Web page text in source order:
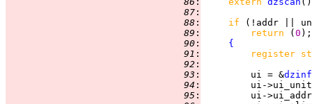
  87
:
  88
: if
(!addr ||
  89
: return ( 0
  90
:
{
  91
:
register
  92
:
  93
:
         ui = &
  94
:
  95
: